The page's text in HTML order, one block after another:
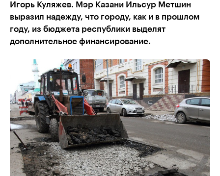
Игорь Куляжев. Мэр Казани Ильсур Метшин
выразил надежду, что городу, как и в прошлом
году, из бюджета республики выделят
дополнительное финансирование.